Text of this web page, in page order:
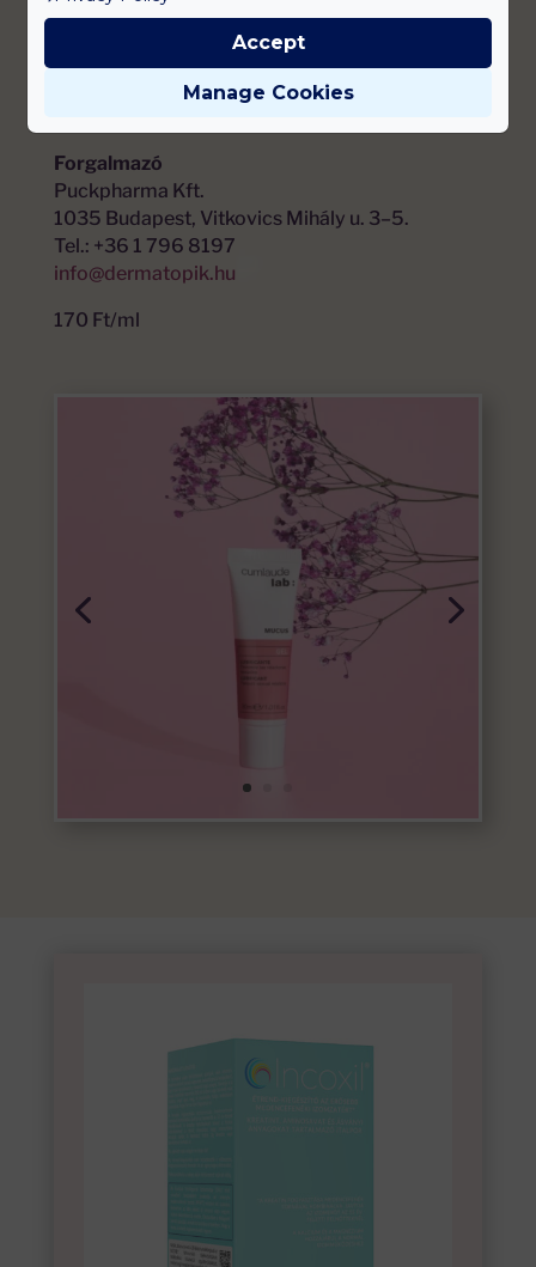
Sulfate; Lactic Acid; Sodium Hyaluronate;
Phenoxyethanol; Chlorphenesin; Potassium
Sorbate.
Forgalmazó
Puckpharma Kft.
1035 Budapest, Vitkovics Mihály u. 3–5.
Tel.: +36 1 796 8197
info@dermatopik.hu
170 Ft/ml
Manage Cookies
Accept